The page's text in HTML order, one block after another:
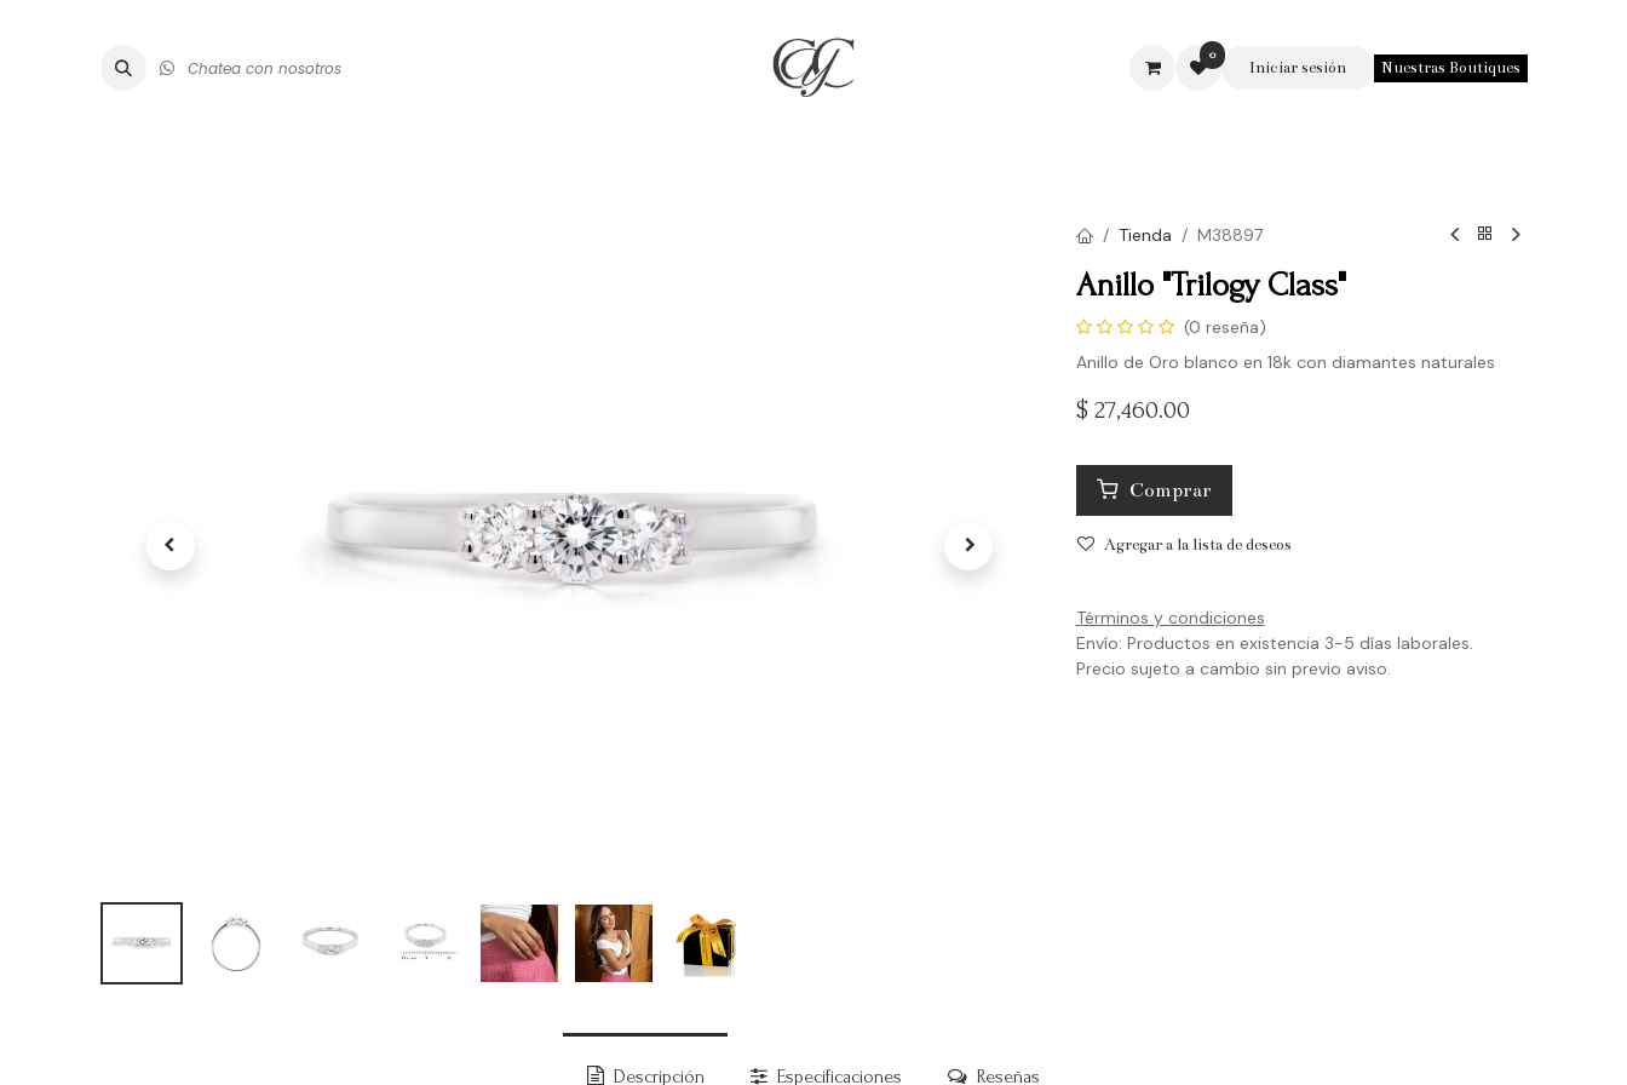
Chatea con nosotros
0
Iniciar sesión Nuestras Boutiques
Tienda M38897
Anillo "Trilogy Class"
(0 reseña)
Anillo de Oro blanco en 18k con diamantes naturales
$ 27,460.00
Comprar
Agregar a la lista de deseos
Términos y condiciones
Envío: Productos en existencia 3-5 días laborales.
Precio sujeto a cambio sin previo aviso.
Descripción Especificaciones Reseñas